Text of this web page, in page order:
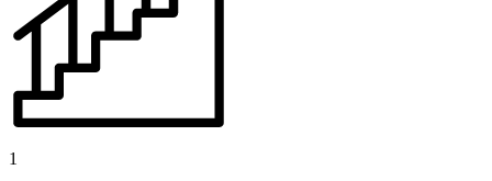
1